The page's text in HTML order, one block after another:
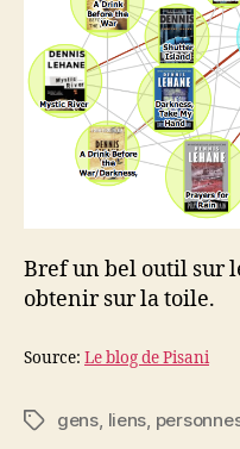
Bref un bel outil sur
obtenir sur la toile.
Source: Le blog de Pisani
Étiquettes
gens, liens,